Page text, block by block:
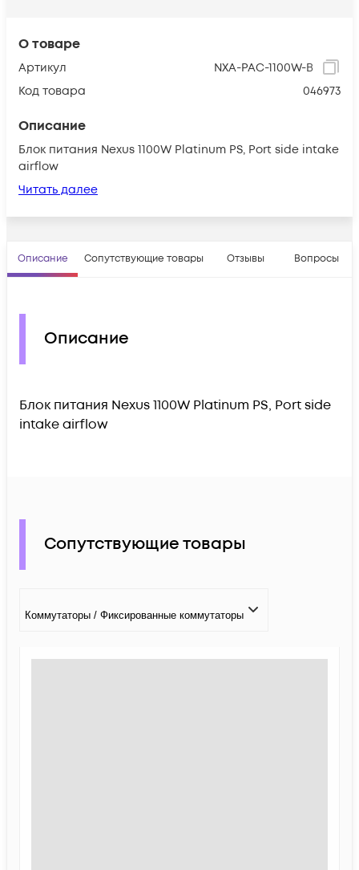
О товаре
Артикул
NXA-PAC-1100W-B
Код товара
046973
Описание
Блок питания Nexus 1100W Platinum PS, Port side intake
airflow
Читать далее
Описание Сопутствующие товары Отзывы Вопросы
Описание
Блок питания Nexus 1100W Platinum PS, Port side
intake airflow
Сопутствующие товары
Коммутаторы / Фиксированные коммутаторы